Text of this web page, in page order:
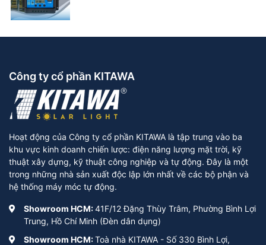
Công ty cổ phần KITAWA
Hoạt động của Công ty cổ phần KITAWA là tập trung vào ba
khu vực kinh doanh chiến lược: điện năng lượng mặt trời, kỹ
thuật xây dựng, kỹ thuật công nghiệp và tự động. Đây là một
trong những nhà sản xuất độc lập lớn nhất về các bộ phận và
hệ thống máy móc tự động.
Showroom HCM:41F/12 Đặng Thùy Trâm, Phường Bình Lợi
Trung, Hồ Chí Minh (Đèn dân dụng)
Showroom HCM:Toà nhà KITAWA - Số 330 Bình Lợi,